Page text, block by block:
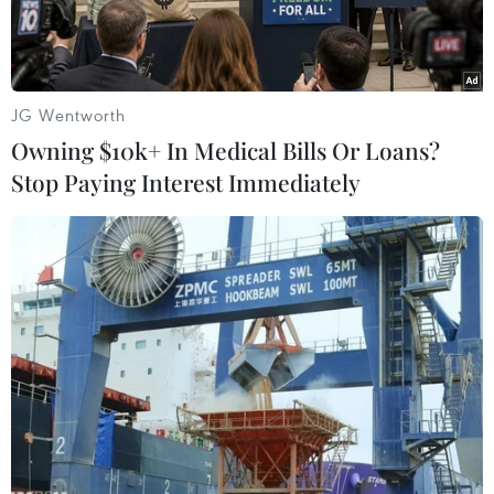
Đà Nẵng, Gia Lai, Đăk Lăk, Thành phố Hồ Chí
Minh...
Nguy cơ thiếu nước cục bộ có thể xảy ra trong mùa khô năm
2026. (Ảnh: Hoài Nam/Vietnam+)
Trước nguy cơ thiếu nước cục bộ có thể xảy ra
tại nhiều địa phương trong mùa khô năm 2026,
JG Wentworth
Owning $10k+ In Medical Bills Or Loans?
Stop Paying Interest Immediately